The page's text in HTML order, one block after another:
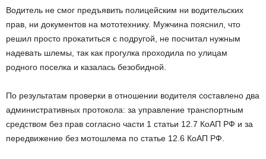
Водитель не смог предъявить полицейским ни водительских
прав, ни документов на мототехнику. Мужчина пояснил, что
решил просто прокатиться с подругой, не посчитал нужным
надевать шлемы, так как прогулка проходила по улицам
родного поселка и казалась безобидной.
По результатам проверки в отношении водителя составлено два
административных протокола: за управление транспортным
средством без прав согласно части 1 статьи 12.7 КоАП РФ и за
передвижение без мотошлема по статье 12.6 КоАП РФ.